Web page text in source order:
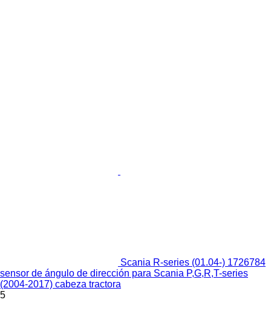
Scania R-series (01.04-) 1726784
sensor de ángulo de dirección para Scania P,G,R,T-series
(2004-2017) cabeza tractora
5